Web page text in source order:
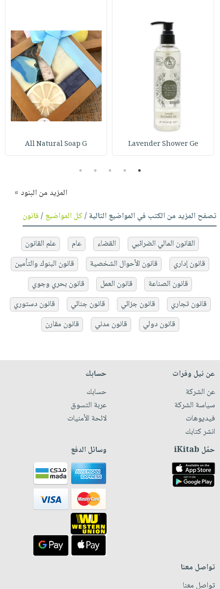
Lavender Shower Ge
All Natural Soap G
1
2
3
4
5
المزيد من البنود »
تصفح المزيد من الكتب في المواضيع التالية /كل المواضيع/قانون
القانون المالي الضرائبي القضاء عام
علم القانون
قانون إداري
قانون الأحوال الشخصية
قانون البنوك والتأمين
قانون الصناعة
قانون العمل
قانون بحري وجوي
قانون تجاري
قانون جزائي قانون جنائي
قانون دستوري
قانون دولي
قانون مدني قانون مقارن
عن نيل وفرات
عن الشركة
سياسة الشركة
فيديوهات
انشر كتابك
حسابك
حسابك
عربة التسوق
لائحة الأمنيات
حمّل iKitab وسائل الدفع
تواصل معنا
تواصل معنا